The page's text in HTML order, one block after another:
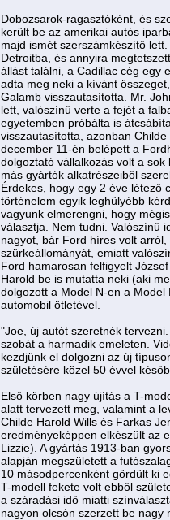
Dobozsarok-ragasztóként, és
került be az amerikai autós
majd ismét szerszámkészítő
Detroitba, és annyira
állást találni, a Cadillac cég egy
adta meg neki a kívánt
Galamb visszautasította. Mr.
lett, valószínű verte a fejét a
egyetemben próbálta is
visszautasította, azonban
december 11-én belépett a
dolgoztató vállalkozás volt a
más gyártók alkatrészeiből
Érdekes, hogy egy 2 éve létező
történelem egyik leghülyébb
vagyunk elmerengni, hogy
választja. Nem tudni. Valószínű
nagyot, bár Ford híres volt
szürkeállományát, emiatt
Ford hamarosan felfigyelt
Harold be is mutatta neki (aki
dolgozott a Model N-en a
automobil ötletével.
"Joe, új autót szeretnék
szobát a harmadik emeleten.
kezdjünk el dolgozni az új
születésére közel 50 évvel
Első körben nagy újítás a T-
alatt tervezett meg, valamint a
Childe Harold Wills és Farkas
eredményeképpen elkészült az
Lizzie). A gyártás 1913-ban
alapján megszületett a
10 másodpercenként gördült ki
T-modell fekete volt ebből
a száradási idő miatti
nagyon olcsón szerzett be nagy